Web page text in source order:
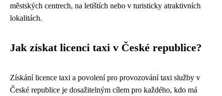
městských centrech, na letištích nebo v turisticky atraktivních
lokalitách.
Jak získat licenci taxi v České republice?
Získání licence taxi a povolení pro provozování taxi služby v
České republice je dosažitelným cílem pro každého, kdo má